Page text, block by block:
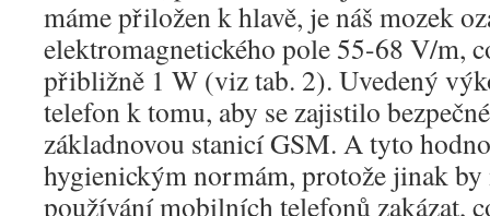
máme přiložen k hlavě, je náš mozek
elektromagnetického pole 55-68 V/m,
přibližně 1 W (viz tab. 2). Uvedený
telefon k tomu, aby se zajistilo
základnovou stanicí GSM. A tyto
hygienickým normám, protože jinak
používání mobilních telefonů zakázat,